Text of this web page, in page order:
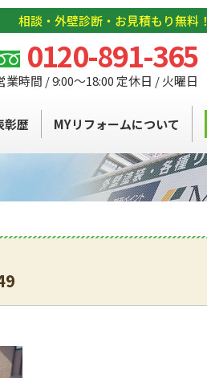
相談・外壁診断・お見積もり無料！
0120-891-365
業時間 / 9:00～18:00 定休日 / 火曜日
彰歴 MYリフォームについて